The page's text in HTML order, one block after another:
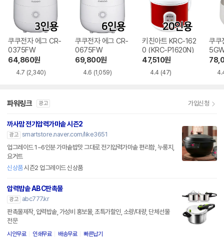
쿠쿠전자 에그 CR-
0375FW
64,860원
4.7 (2,340)
쿠쿠전자 에그 CR-
0675FW
69,800원
4.6 (1,059)
키친아트 KRC-162
0 (KRC-P1620N)
47,510원
4.4 (47)
쿠
파워링크 광고 가입신청
까사맘 전기압력가마솥 시즌2
광고 smartstore.naver.com/like3651
업그레이드 1~6인분 가마솥밥맛 그대로 전기압력가마솥 편리함, 누룽지,
요거트
신상품시즌2 업그레이드 신상품
압력밥솥 ABC판촉물
광고
abc777.kr
판촉물제작, 압력밥솥, 가성비 홍보물, 초특가할인, 소량/대량, 단체선물
전문
시안무료 인쇄무료 배송무료 빠른납기